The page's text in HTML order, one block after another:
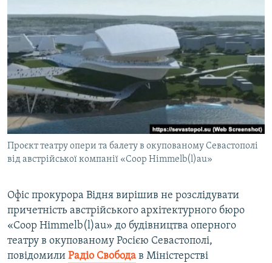
СПЕЦПРОЕКТИ
ДЕПОРТАЦІЯ
ВІДЕОУРОКИ «ELIFBE»
СВІДЧЕННЯ ОКУПАЦІЇ
УКРАЇНСЬКА ПРОБЛЕМА КРИМУ
ІНФОГРАФІКА
ЯК ОБІЙТИ БЛОКУВАННЯ
Русский
Qırımtatar
ДОЛУЧАЙСЯ!
Проєкт театру опери та балету в окупованому Севастополі
від австрійської компанії «Coop Himmelb(l)au»
Офіс прокурора Відня вирішив не розслідувати
причетність австрійського архітектурного бюро
«Coop Himmelb(l)au» до будівництва оперного
театру в окупованому Росією Севастополі,
повідомили Радіо Свобода в Міністерстві